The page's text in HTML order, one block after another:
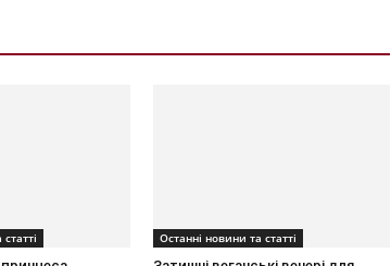
Останні новини та статті